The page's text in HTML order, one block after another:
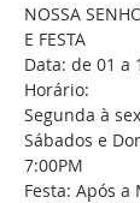
NOSSA
E FESTA
Data: de 01 a
Horário:
Segunda à
Sábados e
7:00PM
Festa: Após a